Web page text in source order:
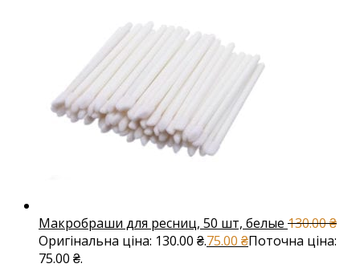
Макробраши для ресниц, 50 шт, белые 130.00₴
Оригінальна ціна: 130.00 ₴.75.00 ₴Поточна ціна:
75.00 ₴.